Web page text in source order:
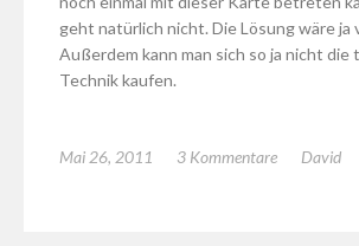
geht natürlich nicht. Die Lösung wäre ja
Außerdem kann man sich so ja nicht die
Technik kaufen.
Mai 26, 2011 3 Kommentare David